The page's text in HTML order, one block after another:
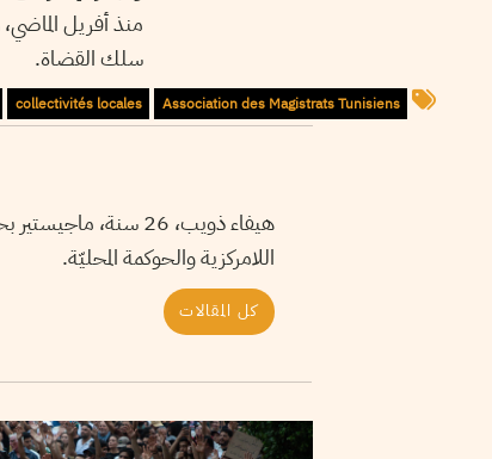
سلك القضاة.
Association des Magistrats Tunisiens
collectivités locales
هيفاء ذويب، 26
اللامركزية والحوكمة المحليّة.
كل المقالات